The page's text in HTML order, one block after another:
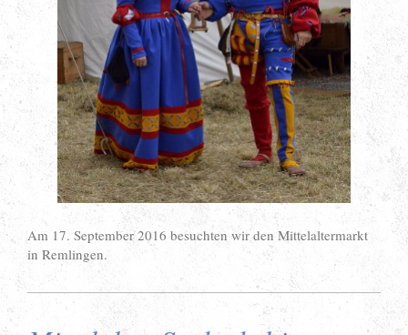
Am 17. September 2016 besuchten wir den Mittelaltermarkt
in Remlingen.